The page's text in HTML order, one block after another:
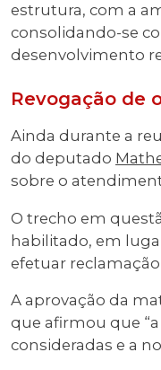
estrutura, com a
consolidando-se
desenvolvimento
Revogação de
Ainda durante a
do deputado
sobre o
O trecho em
habilitado, em
efetuar
A aprovação da
que afirmou que
consideradas e a